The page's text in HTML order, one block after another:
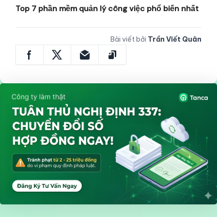
Top 7 phần mềm quản lý công việc phổ biến nhất
Bài viết bởi Trần Viết Quân